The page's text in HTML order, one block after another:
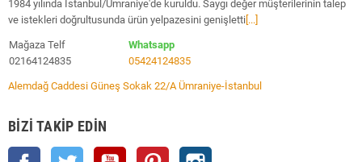
1984 yılında İstanbul/Ümraniye'de kuruldu. Saygı değer müşterilerinin talep
ve istekleri doğrultusunda ürün yelpazesini genişletti [...]
Mağaza Telf
02164124835
Whatsapp
05424124835
Alemdağ Caddesi Güneş Sokak 22/A Ümraniye-İstanbul
BIZI TAKIP EDIN
Facebook Twitter YouTube Pinterest